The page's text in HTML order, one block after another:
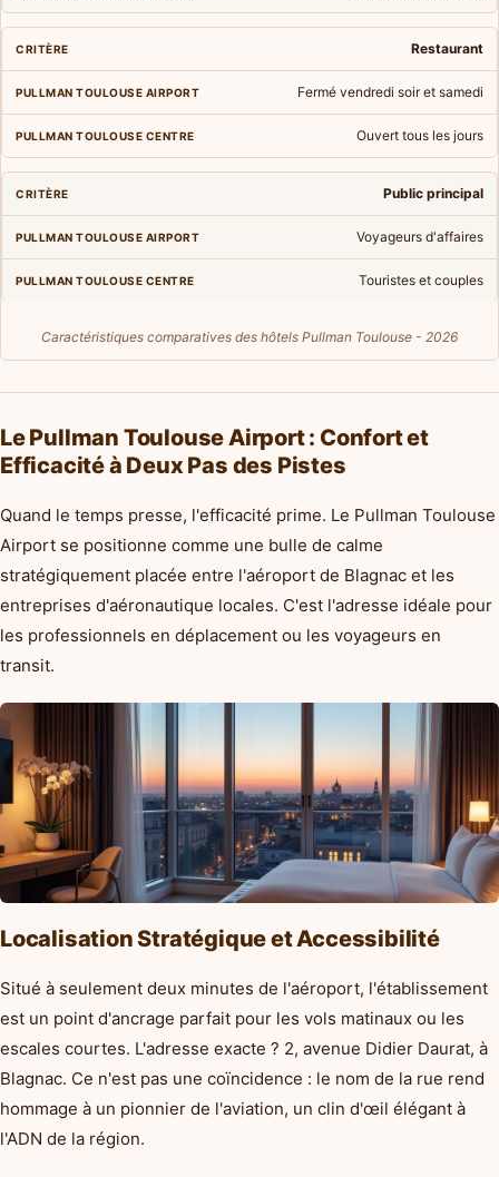
Caractéristiques comparatives des hôtels Pullman Toulouse - 2026
Restaurant
Fermé vendredi soir et samedi
Ouvert tous les jours
Public principal
Voyageurs d'affaires
Touristes et couples
Le Pullman Toulouse Airport : Confort et
Efficacité à Deux Pas des Pistes
Quand le temps presse, l'efficacité prime. Le Pullman Toulouse
Airport se positionne comme une bulle de calme
stratégiquement placée entre l'aéroport de Blagnac et les
entreprises d'aéronautique locales. C'est l'adresse idéale pour
les professionnels en déplacement ou les voyageurs en
transit.
Localisation Stratégique et Accessibilité
Situé à seulement deux minutes de l'aéroport, l'établissement
est un point d'ancrage parfait pour les vols matinaux ou les
escales courtes. L'adresse exacte ? 2, avenue Didier Daurat, à
Blagnac. Ce n'est pas une coïncidence : le nom de la rue rend
hommage à un pionnier de l'aviation, un clin d'œil élégant à
l'ADN de la région.